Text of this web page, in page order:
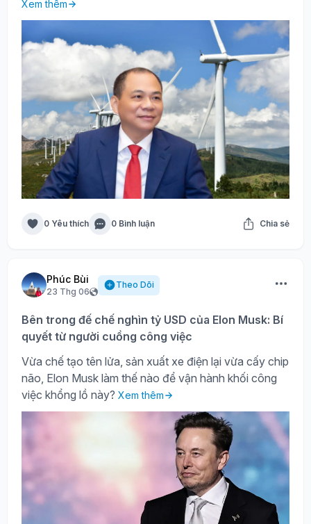
Xem thêm
0 Yêu thích 0 Bình luận Chia sẻ
Phúc Bùi
23 Thg 06
Theo Dõi
Bên trong đế chế nghìn tỷ USD của Elon Musk: Bí
quyết từ người cuồng công việc
Vừa chế tạo tên lửa, sản xuất xe điện lại vừa cấy chip
não, Elon Musk làm thế nào để vận hành khối công
việc khổng lồ này? Xem thêm